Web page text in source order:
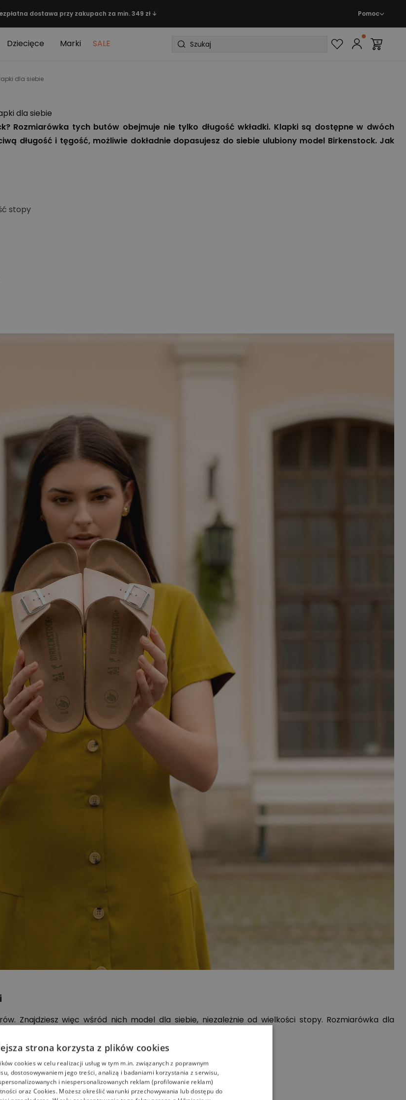
dostawa przy zakupach za min. 349 zł ↓ Pomoc
Dziecięce Marki SALE
dla siebie
dla siebie
Rozmiarówka tych butów obejmuje nie tylko długość wkładki. Klapki są dostępne w dwóch
długość i tęgość, możliwie dokładnie dopasujesz do siebie ulubiony model Birkenstock. Jak
stopy
Znajdziesz więc wśród nich model dla siebie, niezależnie od wielkości stopy. Rozmiarówka dla
stopy:
kontur
strona korzysta z plików cookies
cookies w celu realizacji usług w tym m.in. związanych z poprawnym
dostosowywaniem jego treści, analizą i badaniami korzystania z serwisu,
i niespersonalizowanych reklam (profilowanie reklam)
oraz Cookies. Możesz określić warunki przechowywania lub dostępu do